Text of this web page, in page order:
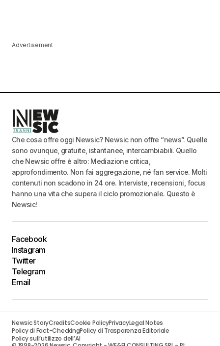
Advertisement
Che cosa offre oggi Newsic? Newsic non offre “news”. Quelle
sono ovunque, gratuite, istantanee, intercambiabili. Quello
che Newsic offre è altro: Mediazione critica,
approfondimento. Non fai aggregazione, né fan service. Molti
contenuti non scadono in 24 ore. Interviste, recensioni, focus
hanno una vita che supera il ciclo promozionale. Questo è
Newsic!
Facebook
Instagram
Twitter
Telegram
Email
Newsic StoryCreditsCookie PolicyPrivacyLegal Notes
Policy di Fact-CheckingPolicy di Trasparenza Editoriale
Policy sull’utilizzo dell’AI